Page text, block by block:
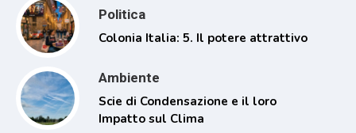
Politica
Colonia Italia: 5. Il potere attrattivo
Ambiente
Scie di Condensazione e il loro
Impatto sul Clima